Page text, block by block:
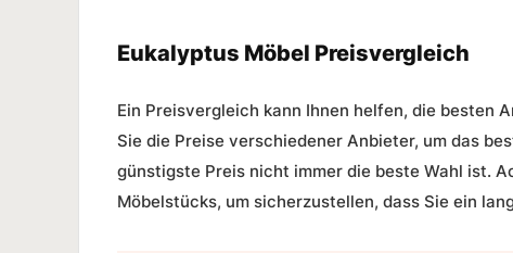
Eukalyptus Möbel Preisvergleich
Ein Preisvergleich kann Ihnen helfen, die besten
Sie die Preise verschiedener Anbieter, um das
günstigste Preis nicht immer die beste Wahl ist.
Möbelstücks, um sicherzustellen, dass Sie ein